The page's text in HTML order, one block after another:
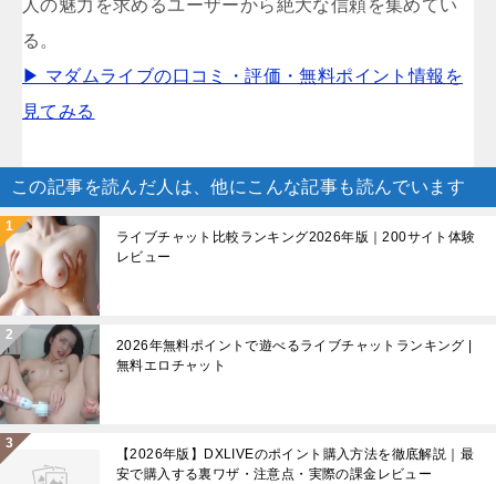
人の魅力を求めるユーザーから絶大な信頼を集めてい
る。
▶ マダムライブの口コミ・評価・無料ポイント情報を
見てみる
この記事を読んだ人は、他にこんな記事も読んでいます
ライブチャット比較ランキング2026年版｜200サイト体験
レビュー
2026年無料ポイントで遊べるライブチャットランキング |
無料エロチャット
【2026年版】DXLIVEのポイント購入方法を徹底解説｜最
安で購入する裏ワザ・注意点・実際の課金レビュー